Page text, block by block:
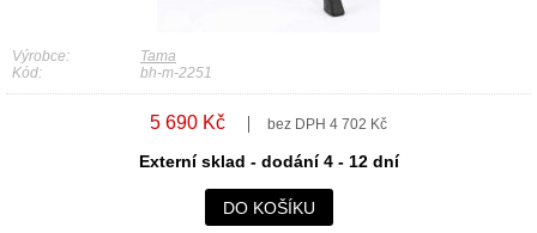
Výrobce:
Tama
Kód:
bh-m-2251
5 690 Kč bez DPH 4 702 Kč
Externí sklad - dodání 4 - 12 dní
DO KOŠÍKU